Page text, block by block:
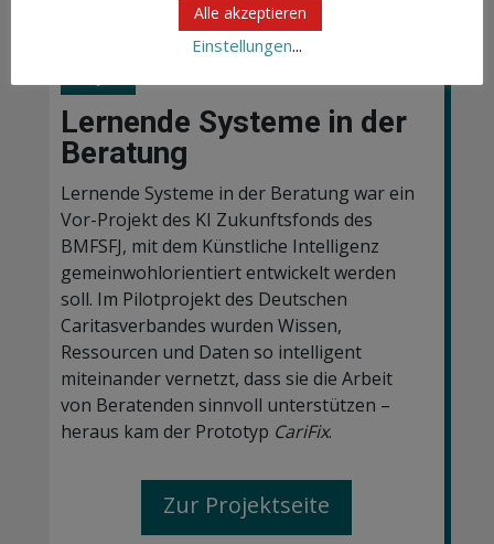
Lernende Systeme in der
Beratung
Lernende Systeme in der Beratung war ein
Vor-Projekt des KI Zukunftsfonds des
BMFSFJ, mit dem Künstliche Intelligenz
gemeinwohlorientiert entwickelt werden
soll. Im Pilotprojekt des Deutschen
Caritasverbandes wurden Wissen,
Ressourcen und Daten so intelligent
miteinander vernetzt, dass sie die Arbeit
von Beratenden sinnvoll unterstützen –
heraus kam der Prototyp CariFix.
Zur Projektseite
Alle akzeptieren
Einstellungen...